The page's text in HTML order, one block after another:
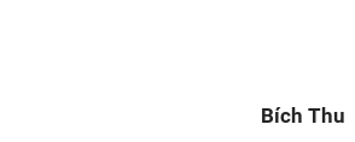
Bích Thu